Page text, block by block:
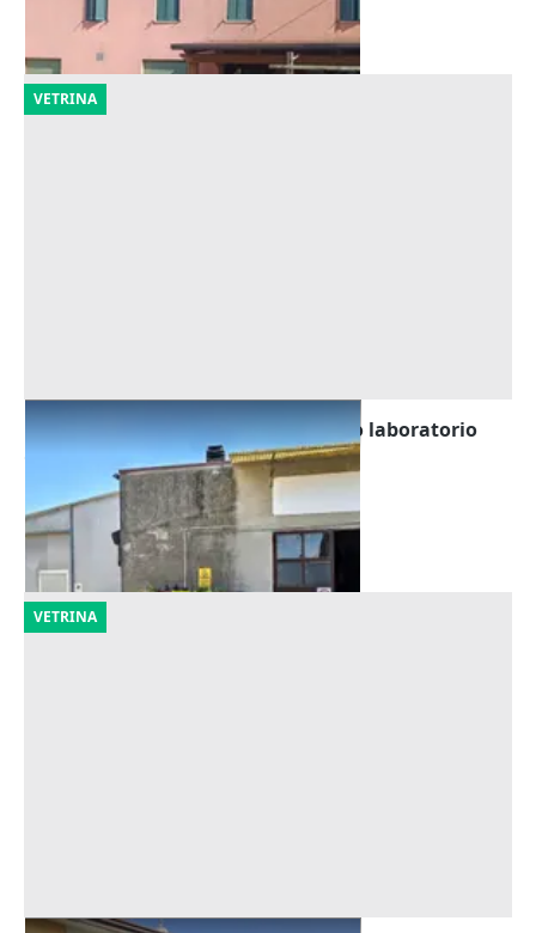
18/09/2026
VETRINA
Asta Capannone artigianale ad uso laboratorio
Costa di Rovigo (Rovigo)
Offerta minima
16.875 €
14/09/2026
VETRINA